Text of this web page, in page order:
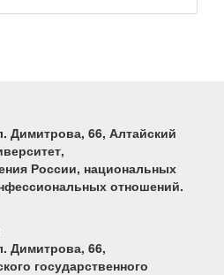
Димитрова, 66, Алтайский
России, национальных
отношений.
Димитрова, 66,
государственного